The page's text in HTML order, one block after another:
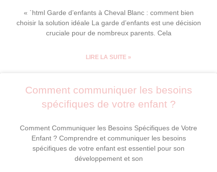
« `html Garde d’enfants à Cheval Blanc : comment bien
choisir la solution idéale La garde d’enfants est une décision
cruciale pour de nombreux parents. Cela
LIRE LA SUITE »
Comment communiquer les besoins
spécifiques de votre enfant ?
Comment Communiquer les Besoins Spécifiques de Votre
Enfant ? Comprendre et communiquer les besoins
spécifiques de votre enfant est essentiel pour son
développement et son